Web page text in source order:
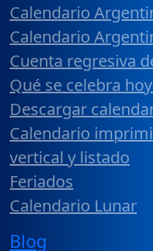
Calendario
Calendario
Cuenta regresiva
Qué se celebra
Descargar
Calendario
vertical y listado
Feriados
Calendario Lunar
Blog